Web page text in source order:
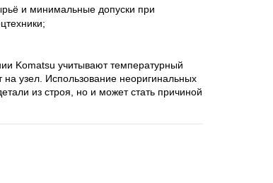
и минимальные допуски при
Komatsu учитывают температурный
на узел. Использование неоригинальных
из строя, но и может стать причиной